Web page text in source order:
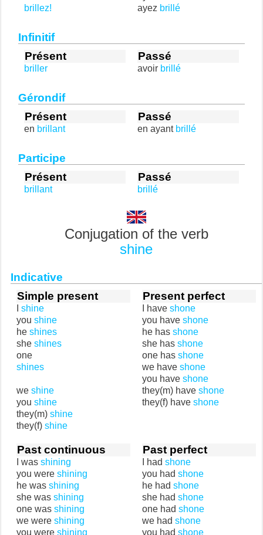
brillez!
ayez brillé
Infinitif
Présent
briller
Passé
avoir brillé
Gérondif
Présent
en brillant
Passé
en ayant brillé
Participe
Présent
brillant
Passé
brillé
Conjugation of the verb
shine
Indicative
Simple present
shine
you shine
he shines
she shines
one
shines
we shine
you shine
they(m) shine
they(f) shine
Present perfect
I have shone
you have shone
he has shone
she has shone
one has shone
we have shone
you have shone
they(m) have shone
they(f) have shone
Past continuous
I was shining
you were shining
he was shining
she was shining
one was shining
we were shining
you were shining
Past perfect
I had shone
you had shone
he had shone
she had shone
one had shone
we had shone
you had shone